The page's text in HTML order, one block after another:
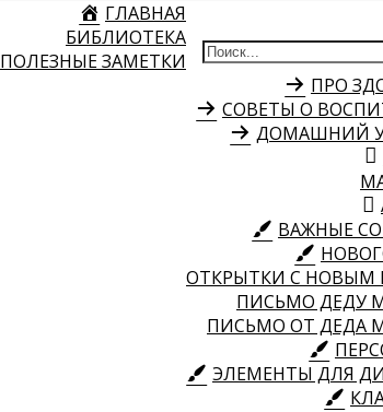
ГЛАВНАЯ
БИБЛИОТЕКА
ПОЛЕЗНЫЕ ЗАМЕТКИ
ПРО
СОВЕТЫ О
ДОМАШНИЙ
ВАЖНЫЕ
ОТКРЫТКИ С НОВЫМ
ПИСЬМО ДЕДУ
ПИСЬМО ОТ ДЕДА
ЭЛЕМЕНТЫ ДЛЯ